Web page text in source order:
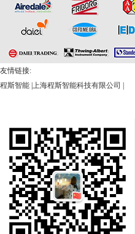
友情链接:
程斯智能 上海程斯智能科技有限公司